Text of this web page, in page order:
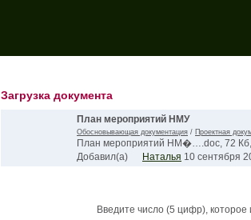
Загрузка документа
План мероприятий НМУ
Обосновывающая документация / Проектная
План мероприятий НМ�….doc, 72 Кб,
Добавил(а)
Наталья 10 сентября
Введите число (5 цифр),